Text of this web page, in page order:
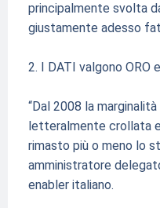
principalmente svolta
giustamente adesso
2. I DATI valgono ORO
“Dal 2008 la
letteralmente crollata
rimasto più o meno lo
amministratore
enabler italiano.